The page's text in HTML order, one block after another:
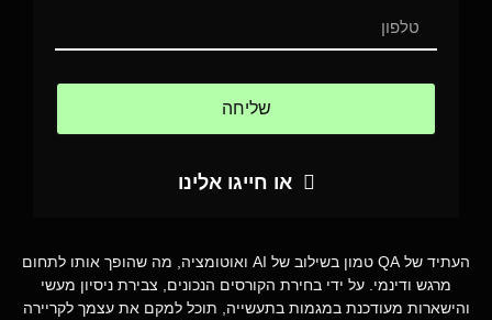
שליחה
או חייגו אלינו
העתיד של QA טמון בשילוב של AI ואוטומציה, מה שהופך אותו לתחום
מרגש ודינמי. על ידי בחירת הקורסים הנכונים, צבירת ניסיון מעשי
והישארות מעודכנת במגמות בתעשייה, תוכל למקם את עצמך לקריירה